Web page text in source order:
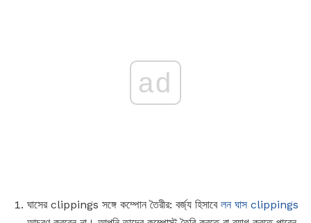
ad
ঘাসের clippings সঙ্গে কম্পোন তৈরীর: বর্জ্য হিসাবে লন ঘাস clippings